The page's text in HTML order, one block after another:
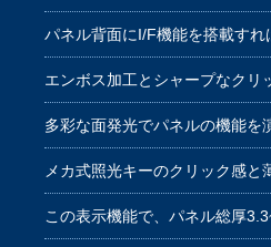
パネル背面にI/F機能を搭載すれ
エンボス加工とシャープなクリ
多彩な面発光でパネルの機能を
メカ式照光キーのクリック感と
この表示機能で、パネル総厚